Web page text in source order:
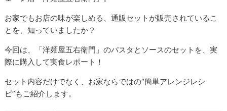
お家でもお店の味が楽しめる、通販セットが販売されているこ
とを、知っていましたか？
今回は、「洋麺屋五右衛門」のパスタとソースのセットを、実
際に購入して実食レポート！
セット内容だけでなく、お家ならではの“簡単アレンジレシ
ピ”もご紹介します。